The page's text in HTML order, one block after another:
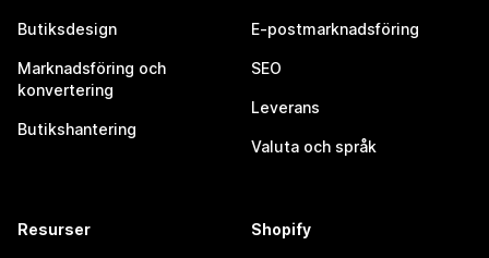
Butiksdesign
Marknadsföring och
konvertering
Butikshantering
E-postmarknadsföring
SEO
Leverans
Valuta och språk
Resurser Shopify